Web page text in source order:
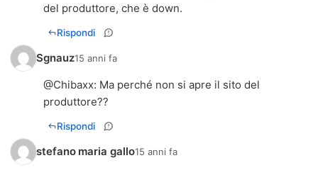
del produttore, che è down.
Rispondi
Sgnauz15 anni fa
@Chibaxx: Ma perché non si apre il sito del
produttore??
Rispondi
stefano maria gallo15 anni fa